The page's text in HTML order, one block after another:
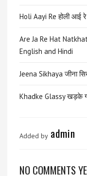
Holi Aayi Re होली आई
Are Ja Re Hat
English and Hindi
Jeena Sikhaya जीना
Khadke Glassy खड़के
Added by admin
NO COMMENTS